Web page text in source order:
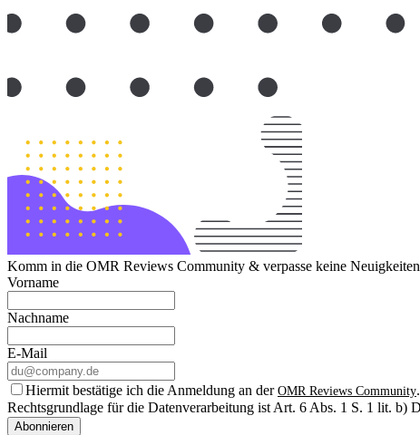
Komm in die OMR Reviews Community & verpasse keine
Vorname
Nachname
E-Mail
Hiermit bestätige ich die Anmeldung an der OMR Reviews Community
Rechtsgrundlage für die Datenverarbeitung ist Art. 6 Abs. 1 S. 1 lit. b)
Abonnieren